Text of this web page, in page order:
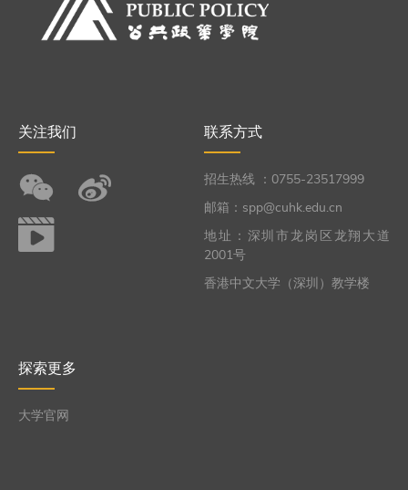
关注我们 联系方式
招生热线 ：0755-23517999
邮箱：spp@cuhk.edu.cn
地址：深圳市龙岗区龙翔大道
2001号
香港中文大学（深圳）教学楼
探索更多
大学官网